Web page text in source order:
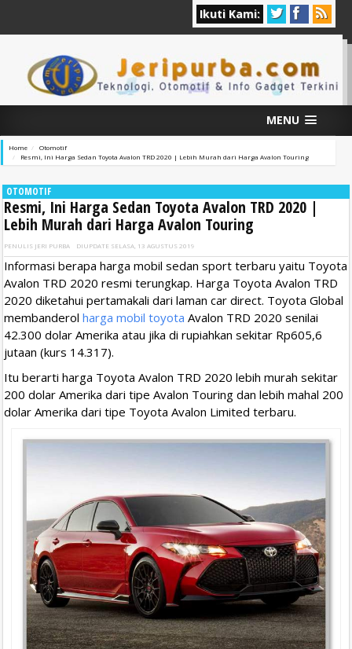
Ikuti Kami:
MENU
Home
Otomotif
Resmi, Ini Harga Sedan Toyota Avalon TRD 2020 | Lebih Murah dari Harga Avalon Touring
OTOMOTIF
Resmi, Ini Harga Sedan Toyota Avalon TRD 2020 |
Lebih Murah dari Harga Avalon Touring
PENULIS JERI PURBA DIUPDATE SELASA, 13 AGUSTUS 2019
Informasi berapa harga mobil sedan sport terbaru yaitu Toyota
Avalon TRD 2020 resmi terungkap. Harga Toyota Avalon TRD
2020 diketahui pertamakali dari laman car direct. Toyota Global
membanderol harga mobil toyota Avalon TRD 2020 senilai
42.300 dolar Amerika atau jika di rupiahkan sekitar Rp605,6
jutaan (kurs 14.317).
Itu berarti harga Toyota Avalon TRD 2020 lebih murah sekitar
200 dolar Amerika dari tipe Avalon Touring dan lebih mahal 200
dolar Amerika dari tipe Toyota Avalon Limited terbaru.